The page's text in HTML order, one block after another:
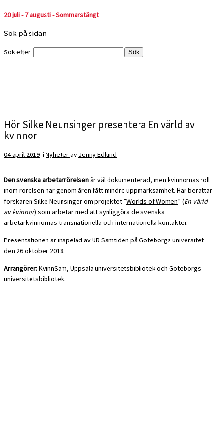
20 juli - 7 augusti - Sommarstängt
Sök på sidan
Sök efter:
Hör Silke Neunsinger presentera En värld av
kvinnor
04 april 2019 i Nyheterav Jenny Edlund
Den svenska arbetarrörelsenär väl dokumenterad, men kvinnornas roll
inom rörelsen har genom åren fått mindre uppmärksamhet. Här berättar
forskaren Silke Neunsinger om projektet ”Worlds of Women” (En värld
av kvinnor) som arbetar med att synliggöra de svenska
arbetarkvinnornas transnationella och internationella kontakter.
Presentationen är inspelad av UR Samtiden på Göteborgs universitet
den 26 oktober 2018.
Arrangörer:KvinnSam, Uppsala universitetsbibliotek och Göteborgs
universitetsbibliotek.